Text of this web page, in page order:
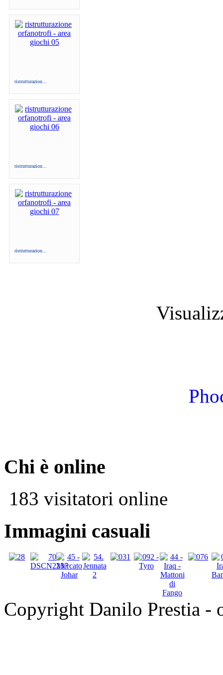
ristrutturazion...
ristrutturazion...
ristrutturazion...
Chi è online
183 visitatori online
Immagini casuali
Copyright Danilo Prestia -